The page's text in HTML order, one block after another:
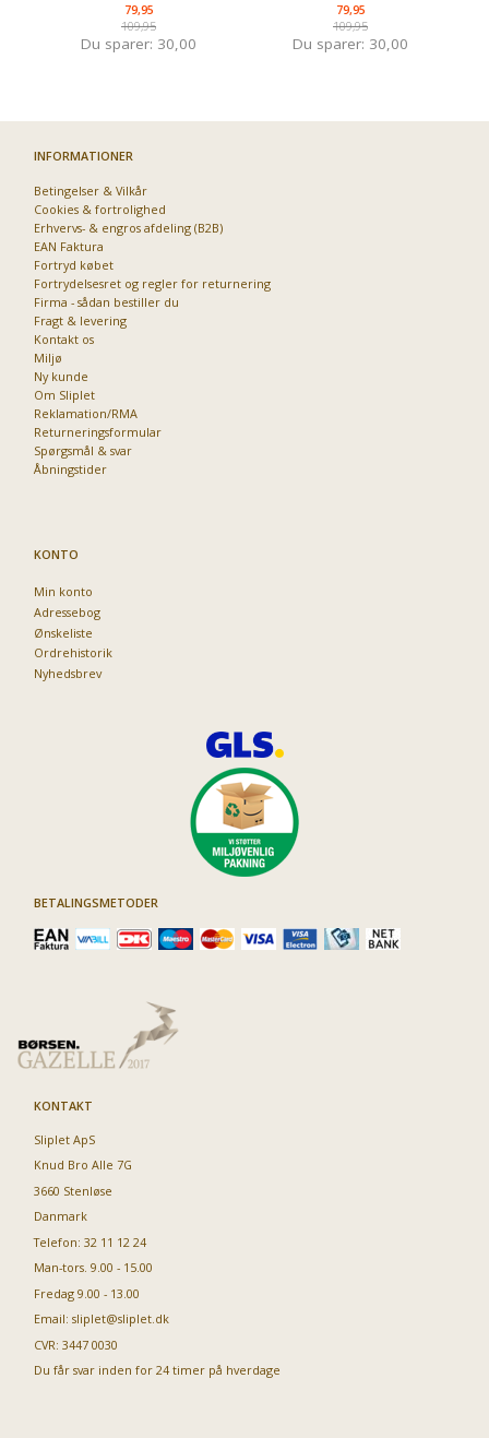
79,95
109,95
Du sparer: 30,00
79,95
109,95
Du sparer: 30,00
INFORMATIONER
Betingelser & Vilkår
Cookies & fortrolighed
Erhvervs- & engros afdeling (B2B)
EAN Faktura
Fortryd købet
Fortrydelsesret og regler for returnering
Firma - sådan bestiller du
Fragt & levering
Kontakt os
Miljø
Ny kunde
Om Sliplet
Reklamation/RMA
Returneringsformular
Spørgsmål & svar
Åbningstider
KONTO
Min konto
Adressebog
Ønskeliste
Ordrehistorik
Nyhedsbrev
BETALINGSMETODER
KONTAKT
Sliplet ApS
Knud Bro Alle 7G
3660 Stenløse
Danmark
Telefon: 32 11 12 24
Man-tors. 9.00 - 15.00
Fredag 9.00 - 13.00
Email: sliplet@sliplet.dk
CVR: 3447 0030
Du får svar inden for 24 timer på hverdage